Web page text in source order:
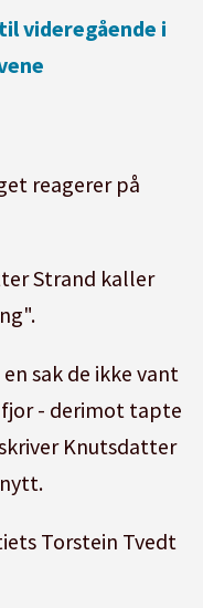
videregående i
reagerer på
Strand kaller
sak de ikke vant
- derimot tapte
Knutsdatter
Torstein Tvedt